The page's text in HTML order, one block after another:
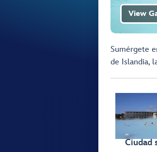
View
Sumérgete
de Islandia,
Ciudad